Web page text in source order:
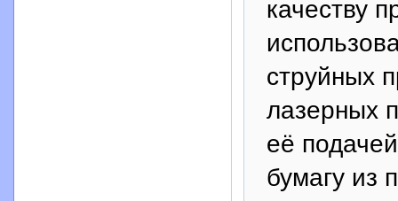
качеству
струйных
лазерных
её
бумагу из